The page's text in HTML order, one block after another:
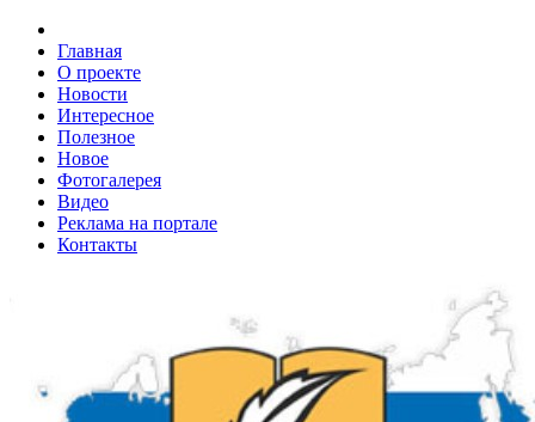
Главная
О проекте
Новости
Интересное
Полезное
Новое
Фотогалерея
Видео
Реклама на портале
Контакты